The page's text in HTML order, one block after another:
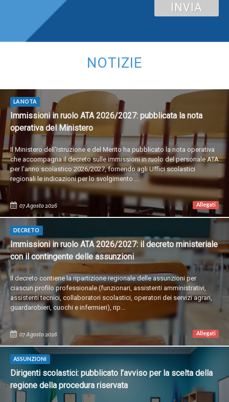
INVIA
NOTIZIE
LA NOTA
Immissioni in ruolo ATA 2026/2027: pubblicata la nota
operativa del Ministero
Il Ministero dell'Istruzione e del Merito ha pubblicato la nota operativa
che accompagna il decreto sulle immissioni in ruolo del personale ATA
per l'anno scolastico 2026/2027, fornendo agli Uffici scolastici
regionali le indicazioni per lo svolgimento ...
07 Agosto 2026 Allegati
DECRETO
Immissioni in ruolo ATA 2026/2027: il decreto ministeriale
con il contingente delle assunzioni
Il decreto contiene la ripartizione regionale delle assunzioni per
ciascun profilo professionale (funzionari, assistenti amministrativi,
assistenti tecnici, collaboratori scolastici, operatori dei servizi agrari,
guardarobieri, cuochi e infermieri), rip...
07 Agosto 2026 Allegati
ASSUNZIONI
Dirigenti scolastici: pubblicato l’avviso per la scelta della
regione della procedura riservata